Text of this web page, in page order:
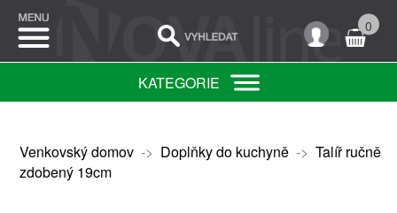
0
KATEGORIE
Venkovský domov-> Doplňky do kuchyně-> Talíř ručně
zdobený 19cm